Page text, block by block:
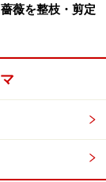
「ここが正面
見つかった
どをすき込ん
薇を整枝・剪定